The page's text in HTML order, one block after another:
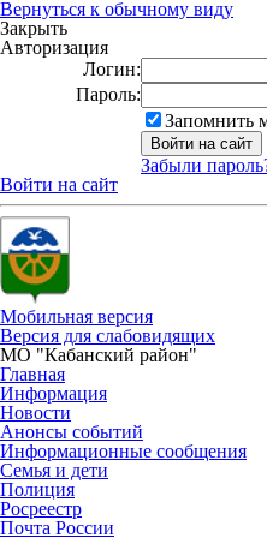
Вернуться к обычному виду
Закрыть
Авторизация
Логин:
Пароль:
Запомнить
Забыли
Войти на сайт
Мобильная версия
Версия для слабовидящих
МО "Кабанский район"
Главная
Информация
Новости
Анонсы событий
Информационные сообщения
Семья и дети
Полиция
Росреестр
Почта России